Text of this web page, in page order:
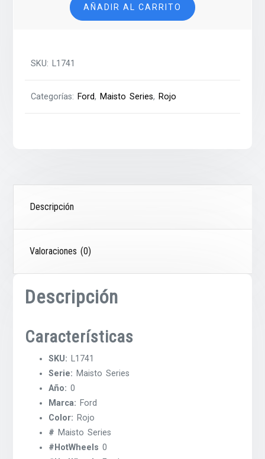
GT
-
AÑADIR AL CARRITO
SKU: L1741
Categorías: Ford, Maisto Series, Rojo
Descripción
Valoraciones (0)
Descripción
Características
SKU: L1741
Serie: Maisto Series
Año: 0
Marca: Ford
Color: Rojo
# Maisto Series
#HotWheels 0